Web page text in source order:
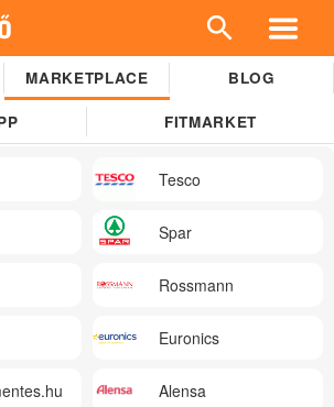
MARKETPLACE BLOG
FITMARKET
Tesco
Spar
Rossmann
Euronics
Alensa